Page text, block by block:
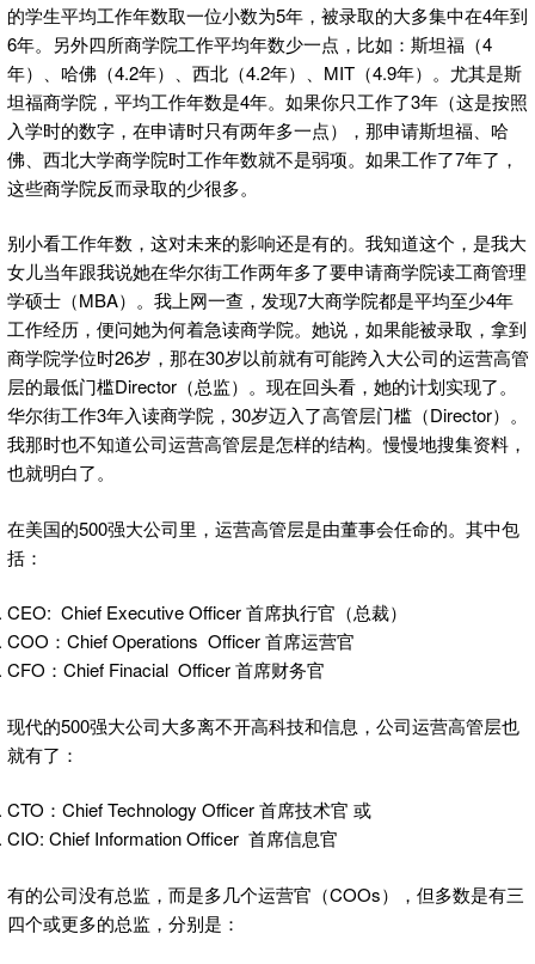
的学生平均工作年数取一位小数为5年，被录取的大多集中在4年到
6年。另外四所商学院工作平均年数少一点，比如：斯坦福（4
年）、哈佛（4.2年）、西北（4.2年）、MIT（4.9年）。尤其是斯
坦福商学院，平均工作年数是4年。如果你只工作了3年（这是按照
入学时的数字，在申请时只有两年多一点），那申请斯坦福、哈
佛、西北大学商学院时工作年数就不是弱项。如果工作了7年了，
这些商学院反而录取的少很多。
别小看工作年数，这对未来的影响还是有的。我知道这个，是我大
女儿当年跟我说她在华尔街工作两年多了要申请商学院读工商管理
学硕士（MBA）。我上网一查，发现7大商学院都是平均至少4年
工作经历，便问她为何着急读商学院。她说，如果能被录取，拿到
商学院学位时26岁，那在30岁以前就有可能跨入大公司的运营高管
层的最低门槛Director（总监）。现在回头看，她的计划实现了。
华尔街工作3年入读商学院，30岁迈入了高管层门槛（Director）。
我那时也不知道公司运营高管层是怎样的结构。慢慢地搜集资料，
也就明白了。
在美国的500强大公司里，运营高管层是由董事会任命的。其中包
括：
CEO: Chief Executive Officer 首席执行官（总裁）
COO：Chief Operations Officer 首席运营官
CFO：Chief Finacial Officer 首席财务官
现代的500强大公司大多离不开高科技和信息，公司运营高管层也
就有了：
CTO：Chief Technology Officer 首席技术官 或
CIO: Chief Information Officer 首席信息官
有的公司没有总监，而是多几个运营官（COOs），但多数是有三
四个或更多的总监，分别是：